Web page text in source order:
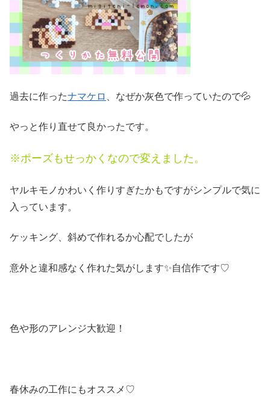
過去に作ったナマケロ 、なぜか灰色で作っていたので💦
やっと作り直せて良かったです。
※ポーズもせっかくなので変えました。
ヤルキモノかわいく作りすぎたかもですがシンプルで気に
入っています。
ケッキング、斜めで作れるか心配でしたが
意外と違和感なく作れた気がします✨自信作です♡
色や形のアレンジ大歓迎！
春休みの工作にもオススメ♡